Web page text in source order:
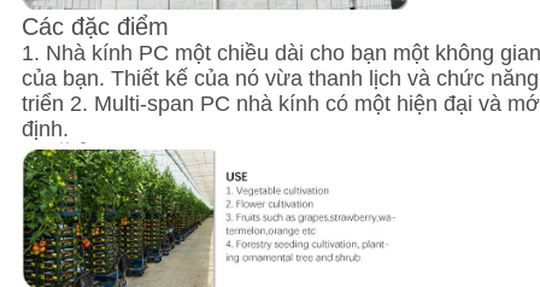
Các đặc điểm
1. Nhà kính PC một chiều dài cho bạn một không
của bạn. Thiết kế của nó vừa thanh lịch và chức
triển 2. Multi-span PC nhà kính có một hiện đại và
định.